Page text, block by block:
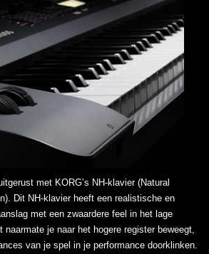
met KORG’s NH-klavier (Natural
Dit NH-klavier heeft een realistische en
met een zwaardere feel in het lage
naarmate je naar het hogere register beweegt,
van je spel in je performance doorklinken.